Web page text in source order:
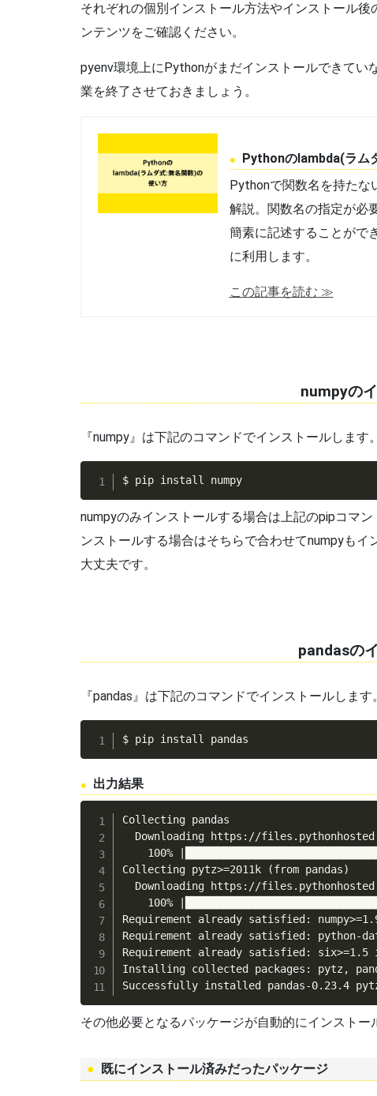
それぞれの個別インストール方法やインストール
ンテンツをご確認ください。
pyenv環境上にPythonがまだインストールできて
業を終了させておきましょう。
Pythonのlambda(ラム
Pythonで関数名を持たな
解説。関数名の指定が必
簡素に記述することがで
に利用します。
この記事を読む ≫
numpyの
『numpy』は下記のコマンドでインストールします。
$ pip install numpy
numpyのみインストールする場合は上記のpipコマ
ンストールする場合はそちらで合わせてnumpyも
大丈夫です。
pandasの
『pandas』は下記のコマンドでインストールします。
$ pip install pandas
出力結果
Collecting pandas
Downloading https://
100%
Collecting pytz>=2011k (from pandas)
Downloading https://
100%
Requirement already satisfied:
Requirement already satisfied: python-
Requirement already satisfied:
Installing collected packages: pytz,
Successfully installed pandas-0.23.4
その他必要となるパッケージが自動的にインストー
既にインストール済みだったパッケージ